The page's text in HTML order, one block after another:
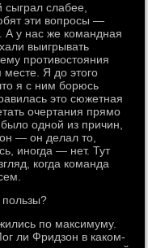
слабее,
эти вопросы —
А у нас же командная
выигрывать
противостояния
Я до этого
я с ним борюсь
это сюжетная
очертания прямо
одной из причин,
— он делал то,
иногда — нет. Тут
когда команда
по максимуму.
ли Фридзон в каком-